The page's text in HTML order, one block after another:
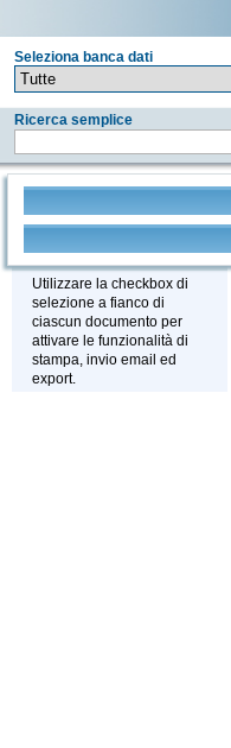
Seleziona banca dati
Ricerca semplice
Stampa - Email - Export
Utilizzare la checkbox di
selezione a fianco di
ciascun documento per
attivare le funzionalità di
stampa, invio email ed
export.